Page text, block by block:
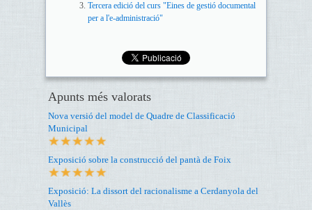
Tercera edició del curs "Eines de gestió documental
per a l'e-administració"
Apunts més valorats
Nova versió del model de Quadre de Classificació
Municipal
Exposició sobre la construcció del pantà de Foix
Exposició: La dissort del racionalisme a Cerdanyola del
Vallès